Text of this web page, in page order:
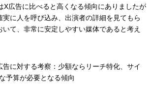
X広告に比べると高くなる傾向にありましたが
実に人を呼び込み、出演者の詳細を見てもら
いて、非常に安定しやすい媒体であると考え
告に対する考察：少額ならリーチ特化、サイ
予算が必要となる傾向